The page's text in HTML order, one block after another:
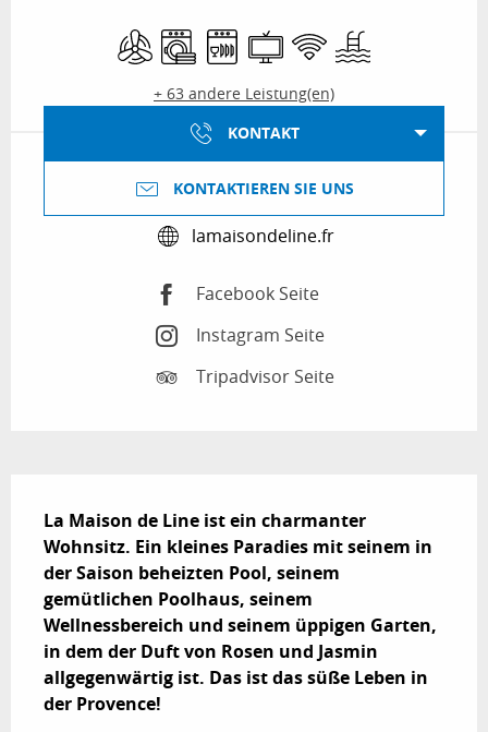
Klimaanlage
Waschmaschine
Geschirrspülmaschine
Fernsehen
Wi-Fi Schwimmbad
+ 63 andere Leistung(en)
KONTAKT
KONTAKTIEREN SIE UNS
lamaisondeline.fr
Facebook Seite
Instagram Seite
Tripadvisor Seite
La Maison de Line ist ein charmanter
Wohnsitz. Ein kleines Paradies mit seinem in
der Saison beheizten Pool, seinem
gemütlichen Poolhaus, seinem
Wellnessbereich und seinem üppigen Garten,
in dem der Duft von Rosen und Jasmin
allgegenwärtig ist. Das ist das süße Leben in
der Provence!